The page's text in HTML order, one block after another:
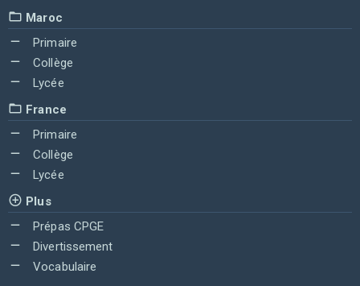
Maroc
Primaire
Collège
Lycée
France
Primaire
Collège
Lycée
Plus
Prépas CPGE
Divertissement
Vocabulaire